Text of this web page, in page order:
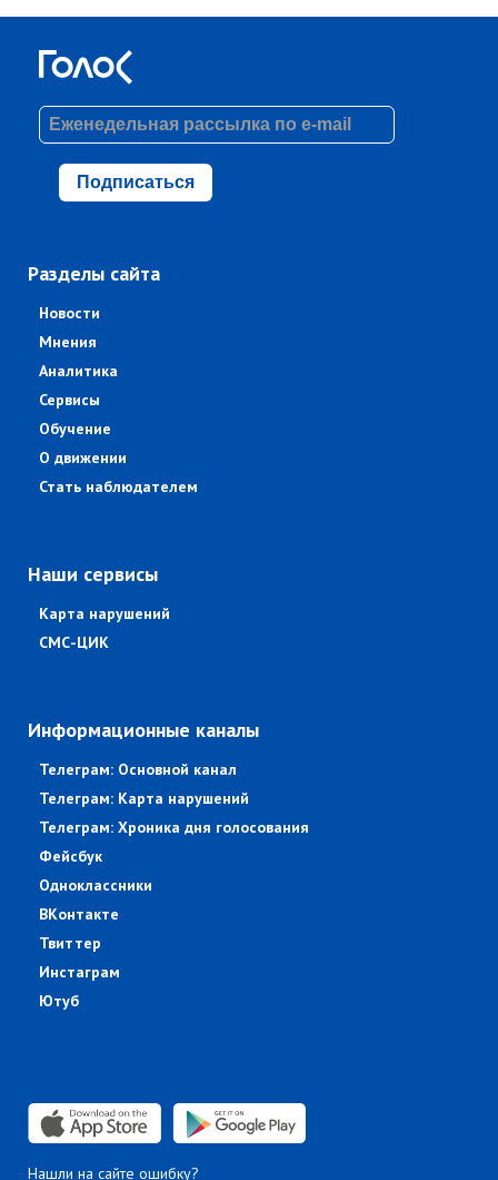
Подписаться
Разделы сайта
Новости
Мнения
Аналитика
Сервисы
Обучение
О движении
Стать наблюдателем
Наши сервисы
Карта нарушений
СМС-ЦИК
Информационные каналы
Телеграм: Основной канал
Телеграм: Карта нарушений
Телеграм: Хроника дня голосования
Фейсбук
Одноклассники
ВКонтакте
Твиттер
Инстаграм
Ютуб
Нашли на сайте ошибку?